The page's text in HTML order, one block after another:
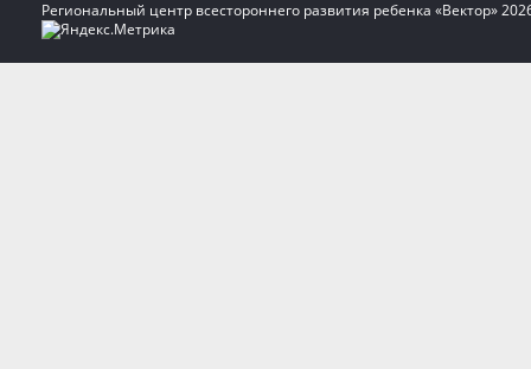
Региональный центр всестороннего развития ребенка «Вектор»